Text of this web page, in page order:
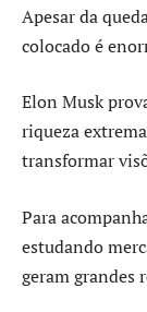
Apesar da
colocado é
Elon Musk
riqueza
transformar
Para
estudando
geram grandes